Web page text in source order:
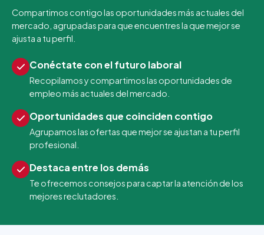
Compartimos contigo las oportunidades más actuales del
mercado, agrupadas para que encuentres la que mejor se
ajusta a tu perfil.
Conéctate con el futuro laboral
Recopilamos y compartimos las oportunidades de
empleo más actuales del mercado.
Oportunidades que coinciden contigo
Agrupamos las ofertas que mejor se ajustan a tu perfil
profesional.
Destaca entre los demás
Te ofrecemos consejos para captar la atención de los
mejores reclutadores.